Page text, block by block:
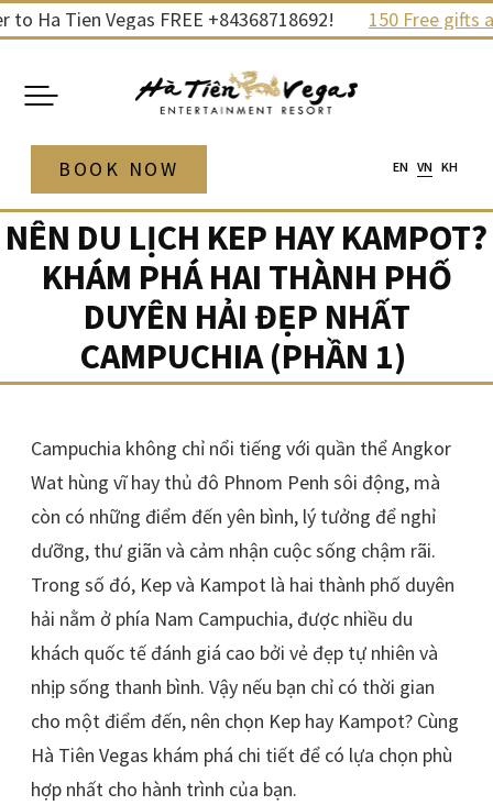
Skip
content
Ha Tien Vegas FREE +84368718692! 150 Free gifts
EN VN KH
BOOK NOW
NÊN DU LỊCH KEP HAY KAMPOT?
KHÁM PHÁ HAI THÀNH PHỐ
DUYÊN HẢI ĐẸP NHẤT
CAMPUCHIA (PHẦN 1)
Campuchia không chỉ nổi tiếng với quần thể Angkor
Wat hùng vĩ hay thủ đô Phnom Penh sôi động, mà
còn có những điểm đến yên bình, lý tưởng để nghỉ
dưỡng, thư giãn và cảm nhận cuộc sống chậm rãi.
Trong số đó, Kep và Kampot là hai thành phố duyên
hải nằm ở phía Nam Campuchia, được nhiều du
khách quốc tế đánh giá cao bởi vẻ đẹp tự nhiên và
nhịp sống thanh bình. Vậy nếu bạn chỉ có thời gian
cho một điểm đến, nên chọn Kep hay Kampot? Cùng
Hà Tiên Vegas khám phá chi tiết để có lựa chọn phù
hợp nhất cho hành trình của bạn.